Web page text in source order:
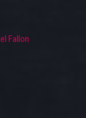
Fallon